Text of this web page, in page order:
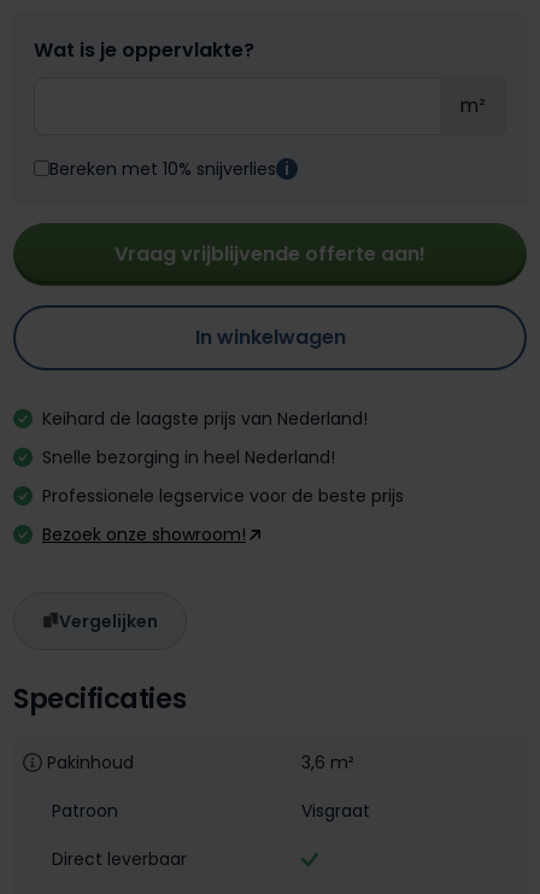
Specificaties
Pakinhoud
3,6 m²
Patroon
Visgraat
Direct leverbaar
Wat is je oppervlakte?
m²
Bereken met 10% snijverlies i
Vraag vrijblijvende offerte aan!
In winkelwagen
Keihard de laagste prijs van Nederland!
Snelle bezorging in heel Nederland!
Professionele legservice voor de beste prijs
Bezoek onze showroom!
Vergelijken